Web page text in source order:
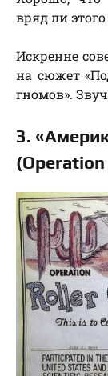
вряд ли
Искренне
на сюжет
гномов».
3.
(